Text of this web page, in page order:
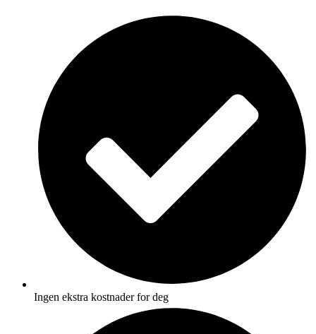
Ingen ekstra kostnader for deg